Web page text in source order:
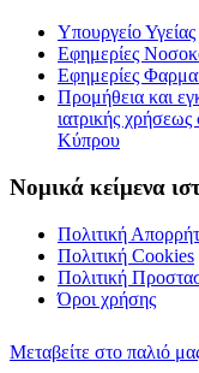
Υπουργείο Υγείας
Εφημερίες
Εφημερίες
Προμήθεια και
ιατρικής
Κύπρου
Νομικά κείμενα
Πολιτική
Πολιτική Cookies
Πολιτική
Όροι χρήσης
Μεταβείτε στο παλιό